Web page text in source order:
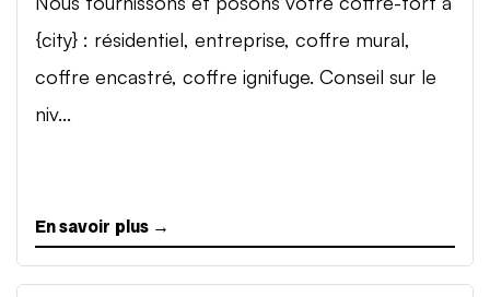
{city} : résidentiel, entreprise, coffre mural,
coffre encastré, coffre ignifuge. Conseil sur le
niv...
En savoir plus →